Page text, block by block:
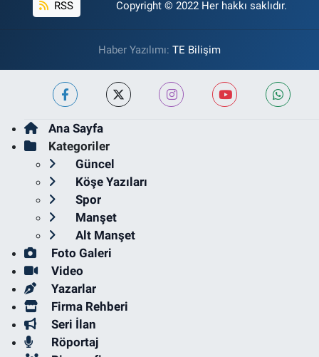
RSS Copyright © 2022 Her hakkı saklıdır.
Haber Yazılımı: TE Bilişim
Ana Sayfa
Kategoriler
Güncel
Köşe Yazıları
Spor
Manşet
Alt Manşet
Foto Galeri
Video
Yazarlar
Firma Rehberi
Seri İlan
Röportaj